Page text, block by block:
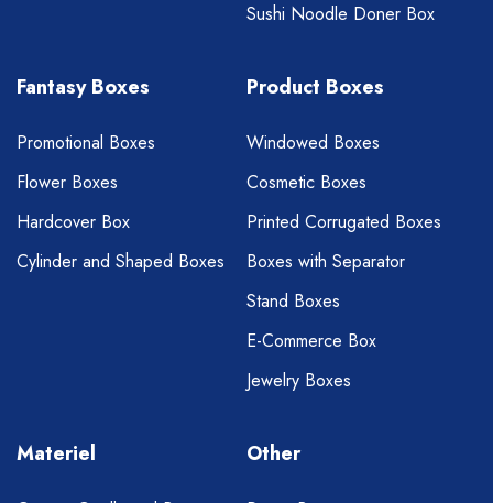
Sushi Noodle Doner Box
Fantasy Boxes
Promotional Boxes
Flower Boxes
Hardcover Box
Cylinder and Shaped Boxes
Product Boxes
Windowed Boxes
Cosmetic Boxes
Printed Corrugated Boxes
Boxes with Separator
Stand Boxes
E-Commerce Box
Jewelry Boxes
Materiel Other